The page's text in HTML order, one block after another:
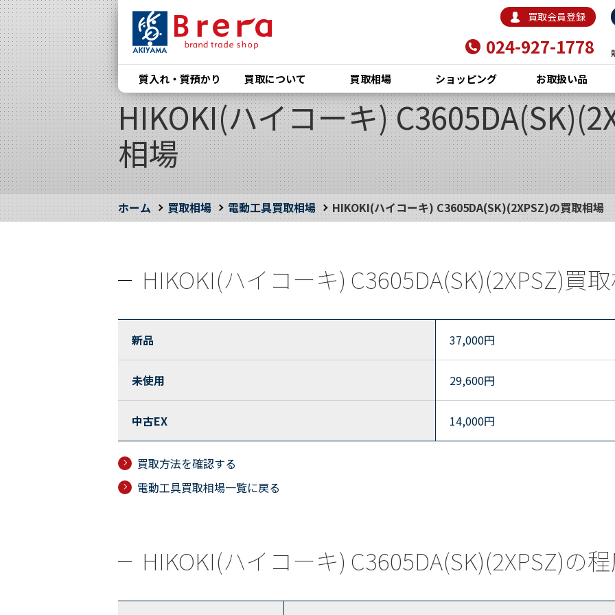
買取会員登録
024-927-1778
質入れ・質預かり 買取について 買取相場 ショッピング お取扱い品
HIKOKI(ハイコーキ)
相場
ホーム 買取相場 電動工具買取相場 HIKOKI(ハイコーキ) C3605DA(SK)(2XPSZ)の買取相場
HIKOKI(ハイコーキ) C3605DA(SK)(2XPSZ)買
新品 37,000円
未使用 29,600円
中古EX 14,000円
買取方法を確認する
電動工具買取相場一覧に戻る
HIKOKI(ハイコーキ) C3605DA(SK)(2XPSZ)の